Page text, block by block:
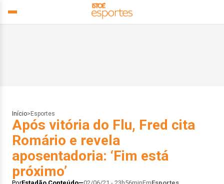
Início> Esportes
Após vitória do Flu, Fred cita
Romário e revela
aposentadoria: ‘Fim está
próximo’